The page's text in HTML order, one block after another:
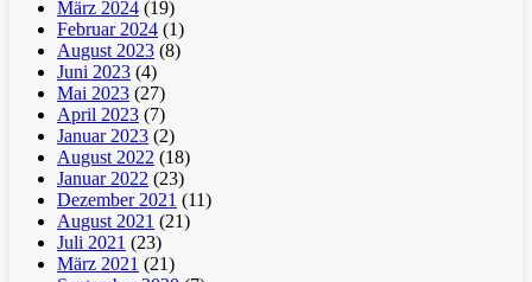
März 2024 (19)
Februar 2024 (1)
August 2023 (8)
Juni 2023 (4)
Mai 2023 (27)
April 2023 (7)
Januar 2023 (2)
August 2022 (18)
Januar 2022 (23)
Dezember 2021 (11)
August 2021 (21)
Juli 2021 (23)
März 2021 (21)